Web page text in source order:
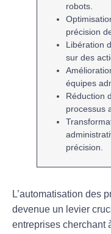
robots.
précision
Libération
sur des
équipes
Réduction
processus
précision
L’automatisation des
devenue un levier
entreprises cherchant